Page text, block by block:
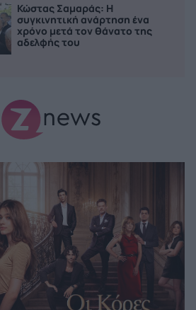
Κώστας Σαμαράς: Η
συγκινητική ανάρτηση ένα
χρόνο μετά τον θάνατο της
αδελφής του